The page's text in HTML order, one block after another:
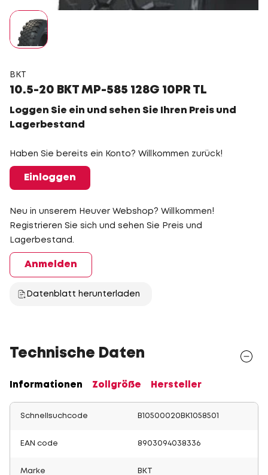
BKT
10.5-20 BKT MP-585 128G 10PR TL
Loggen Sie ein und sehen Sie Ihren Preis und
Lagerbestand
Haben Sie bereits ein Konto? Willkommen zurück!
Einloggen
Neu in unserem Heuver Webshop? Willkommen!
Registrieren Sie sich und sehen Sie Preis und
Lagerbestand.
Anmelden
Datenblatt herunterladen
Technische Daten
Informationen Zollgröße Hersteller
Schnellsuchcode B10500020BK1058501
EAN code 8903094038336
Marke BKT